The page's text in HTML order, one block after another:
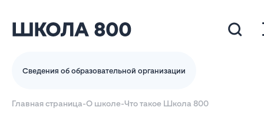
Сведения об образовательной организации
Главная страница-О школе-Что такое Школа 800